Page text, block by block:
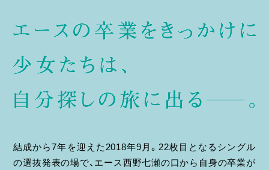
結成から7年を迎えた2018年9月。22枚目となるシングル
の選抜発表の場で、エース西野七瀬の口から自身の卒業が